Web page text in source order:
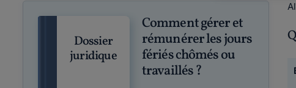
Dossier
juridique
Comment gérer et
rémunérer les jours
fériés chômés ou
travaillés ?